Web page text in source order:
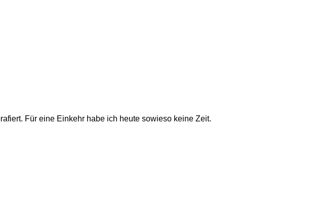
Für eine Einkehr habe ich heute sowieso keine Zeit.